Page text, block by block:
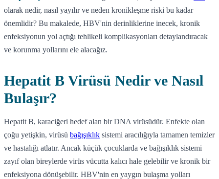
olarak nedir, nasıl yayılır ve neden kronikleşme riski bu kadar
önemlidir? Bu makalede, HBV'nin derinliklerine inecek, kronik
enfeksiyonun yol açtığı tehlikeli komplikasyonları detaylandıracak
ve korunma yollarını ele alacağız.
Hepatit B Virüsü Nedir ve Nasıl
Bulaşır?
Hepatit B, karaciğeri hedef alan bir DNA virüsüdür. Enfekte olan
çoğu yetişkin, virüsü bağışıklık sistemi aracılığıyla tamamen temizler
ve hastalığı atlatır. Ancak küçük çocuklarda ve bağışıklık sistemi
zayıf olan bireylerde virüs vücutta kalıcı hale gelebilir ve kronik bir
enfeksiyona dönüşebilir. HBV'nin en yaygın bulaşma yolları